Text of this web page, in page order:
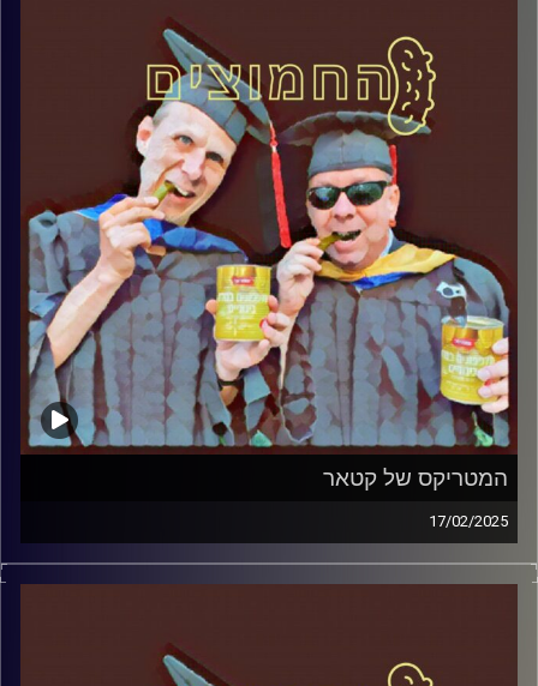
קרדיט תמונות:AudioVersity
המטריקס של קטאר
17/02/2025
המערכת הפוליטית על ספת הפסיכולוג, עם פרופסור בועז בן-
דוד ופרופסור גלעד הירשברגר